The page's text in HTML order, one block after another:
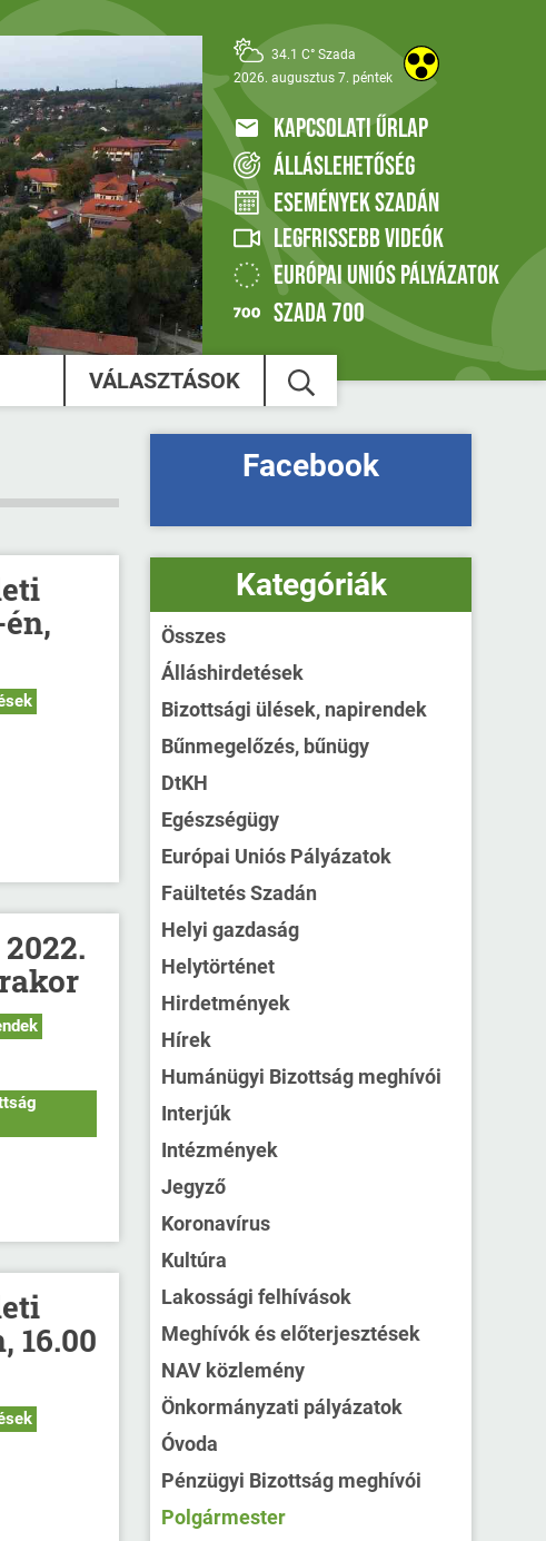
34.1 C° Szada
2026. augusztus 7. péntek
KAPCSOLATI ŰRLAP
ÁLLÁSLEHETŐSÉG
ESEMÉNYEK SZADÁN
LEGFRISSEBB VIDEÓK
EURÓPAI UNIÓS PÁLYÁZATOK
SZADA 700
VÁLASZTÁSOK
16.00
Facebook
Kategóriák
Összes
Álláshirdetések
Bizottsági ülések, napirendek
Bűnmegelőzés, bűnügy
DtKH
Egészségügy
Európai Uniós Pályázatok
Faültetés Szadán
Helyi gazdaság
Helytörténet
Hirdetmények
Hírek
Humánügyi Bizottság meghívói
Interjúk
Intézmények
Jegyző
Koronavírus
Kultúra
Lakossági felhívások
Meghívók és előterjesztések
NAV közlemény
Önkormányzati pályázatok
Óvoda
Pénzügyi Bizottság meghívói
Polgármester